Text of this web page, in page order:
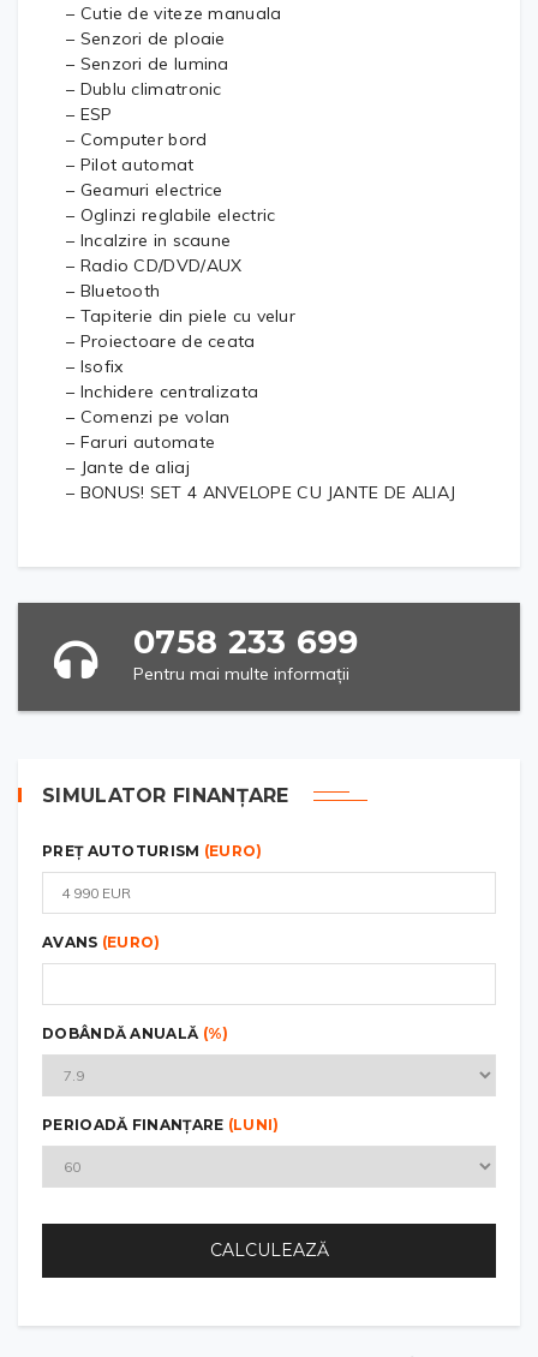
– Cutie de viteze manuala
– Senzori de ploaie
– Senzori de lumina
– Dublu climatronic
– ESP
– Computer bord
– Pilot automat
– Geamuri electrice
– Oglinzi reglabile electric
– Incalzire in scaune
– Radio CD/DVD/AUX
– Bluetooth
– Tapiterie din piele cu velur
– Proiectoare de ceata
– Isofix
– Inchidere centralizata
– Comenzi pe volan
– Faruri automate
– Jante de aliaj
– BONUS! SET 4 ANVELOPE CU JANTE DE ALIAJ
0758 233 699
Pentru mai multe informații
SIMULATOR FINANȚARE
PREȚ AUTOTURISM (EURO)
AVANS (EURO)
DOBÂNDĂ ANUALĂ (%)
PERIOADĂ FINANȚARE (LUNI)
CALCULEAZĂ